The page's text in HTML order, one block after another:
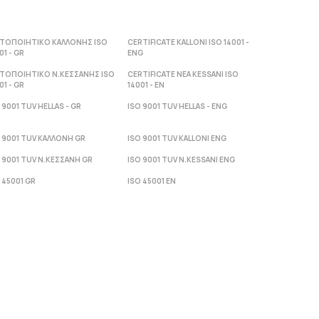
ΚΑΛΛΟΝΗΣ ISO
- GR
CERTIFICATE KALLONI ISO 14001 -
ENG
Ν.ΚΕΣΣΑΝΗΣ ISO
- GR
CERTIFICATE NEA KESSANI ISO
14001 - ΕΝ
TUV HELLAS - GR ISO 9001 TUV HELLAS - ENG
9001 TUV ΚΑΛΛΟΝΗ GR ISO 9001 TUV KALLONI ENG
9001 TUV Ν.ΚΕΣΣΑΝΗ GR ISO 9001 TUV N.KESSANI ENG
GR ISO 45001 EN